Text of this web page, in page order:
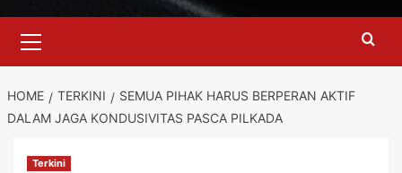
Menu
HOME TERKINI
SEMUA PIHAK HARUS BERPERAN AKTIF
DALAM JAGA KONDUSIVITAS PASCA PILKADA
Terkini